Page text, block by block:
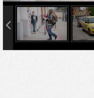
info heading
info content